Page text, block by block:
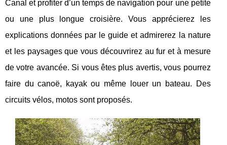
Canal et profiter d’un temps de navigation pour une petite
ou une plus longue croisière. Vous apprécierez les
explications données par le guide et admirerez la nature
et les paysages que vous découvrirez au fur et à mesure
de votre avancée. Si vous êtes plus avertis, vous pourrez
faire du canoë, kayak ou même louer un bateau. Des
circuits vélos, motos sont proposés.